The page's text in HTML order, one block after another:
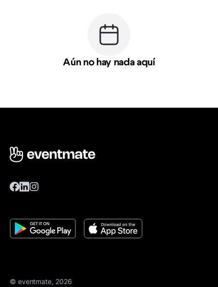
Aún no hay nada aquí
© eventmate, 2026